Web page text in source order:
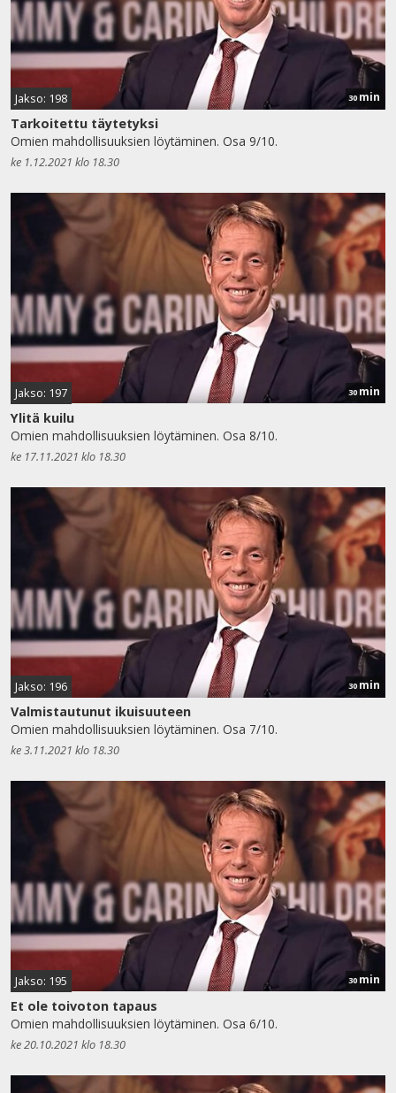
Jakso: 198 30min
Tarkoitettu täytetyksi
Omien mahdollisuuksien löytäminen. Osa 9/10.
ke 1.12.2021 klo 18.30
Jakso: 197 30min
Ylitä kuilu
Omien mahdollisuuksien löytäminen. Osa 8/10.
ke 17.11.2021 klo 18.30
Jakso: 196 30min
Valmistautunut ikuisuuteen
Omien mahdollisuuksien löytäminen. Osa 7/10.
ke 3.11.2021 klo 18.30
Jakso: 195 30min
Et ole toivoton tapaus
Omien mahdollisuuksien löytäminen. Osa 6/10.
ke 20.10.2021 klo 18.30